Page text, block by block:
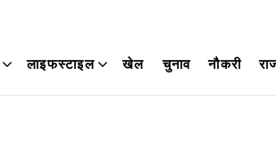
लाइफस्टाइल खेल चुनाव नौकरी